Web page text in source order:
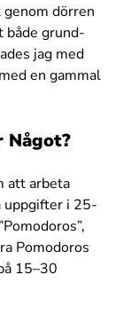
dörren
både grund-
jag med
en gammal
Något?
att arbeta
uppgifter i 25-
Pomodoros
15–30